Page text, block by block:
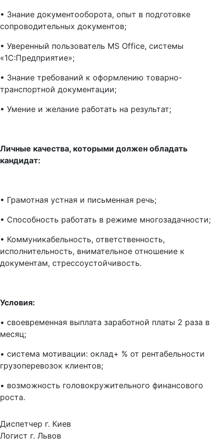
• Знание документооборота, опыт в подготовке
сопроводительных документов;
• Уверенный пользователь MS Оffice, системы
«1С:Предприятие»;
• Знание требований к оформлению товарно-
транспортной документации;
• Умение и желание работать на результат;
Личные качества, которыми должен обладать
кандидат:
• Грамотная устная и письменная речь;
• Способность работать в режиме многозадачности;
• Коммуникабельность, ответственность,
исполнительность, внимательное отношение к
документам, стрессоустойчивость.
Условия:
• своевременная выплата заработной платы 2 раза в
месяц;
• система мотивации: оклад+ % от рентабельности
грузоперевозок клиентов;
• возможность головокружительного финансового
роста.
Диспетчер г. Киев
Логист г. Львов